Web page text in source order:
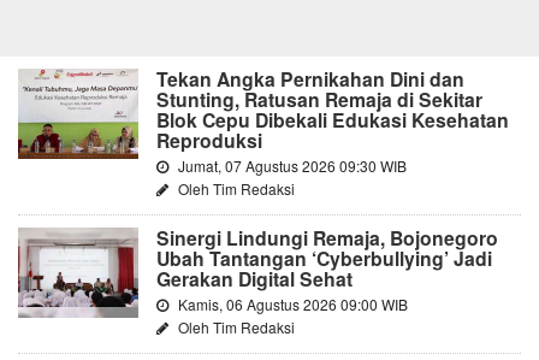
Tekan Angka Pernikahan Dini dan
Stunting, Ratusan Remaja di Sekitar
Blok Cepu Dibekali Edukasi Kesehatan
Reproduksi
Jumat, 07 Agustus 2026 09:30 WIB
Oleh Tim Redaksi
Sinergi Lindungi Remaja, Bojonegoro
Ubah Tantangan ‘Cyberbullying’ Jadi
Gerakan Digital Sehat
Kamis, 06 Agustus 2026 09:00 WIB
Oleh Tim Redaksi